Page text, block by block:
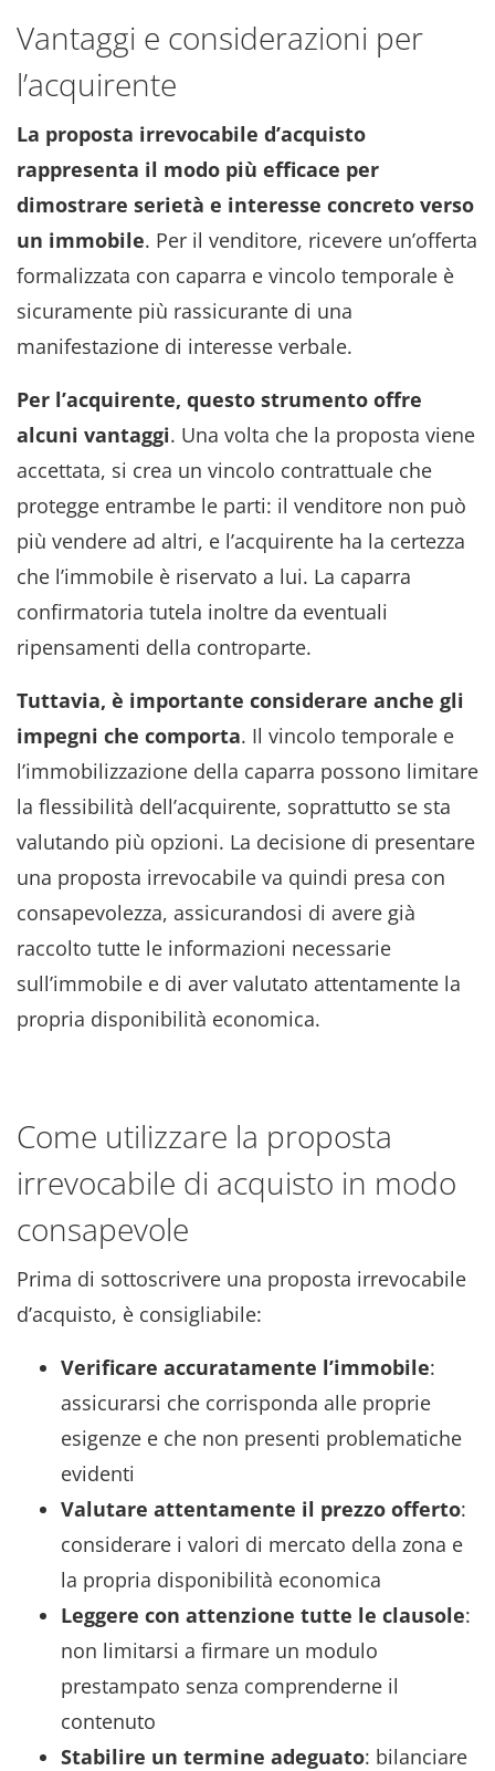
Vantaggi e considerazioni per
l’acquirente
La proposta irrevocabile d’acquisto
rappresenta il modo più efficace per
dimostrare serietà e interesse concreto verso
un immobile. Per il venditore, ricevere un’offerta
formalizzata con caparra e vincolo temporale è
sicuramente più rassicurante di una
manifestazione di interesse verbale.
Per l’acquirente, questo strumento offre
alcuni vantaggi. Una volta che la proposta viene
accettata, si crea un vincolo contrattuale che
protegge entrambe le parti: il venditore non può
più vendere ad altri, e l’acquirente ha la certezza
che l’immobile è riservato a lui. La caparra
confirmatoria tutela inoltre da eventuali
ripensamenti della controparte.
Tuttavia, è importante considerare anche gli
impegni che comporta. Il vincolo temporale e
l’immobilizzazione della caparra possono limitare
la flessibilità dell’acquirente, soprattutto se sta
valutando più opzioni. La decisione di presentare
una proposta irrevocabile va quindi presa con
consapevolezza, assicurandosi di avere già
raccolto tutte le informazioni necessarie
sull’immobile e di aver valutato attentamente la
propria disponibilità economica.
Come utilizzare la proposta
irrevocabile di acquisto in modo
consapevole
Prima di sottoscrivere una proposta irrevocabile
d’acquisto, è consigliabile:
Verificare accuratamente l’immobile:
assicurarsi che corrisponda alle proprie
esigenze e che non presenti problematiche
evidenti
Valutare attentamente il prezzo offerto:
considerare i valori di mercato della zona e
la propria disponibilità economica
Leggere con attenzione tutte le clausole:
non limitarsi a firmare un modulo
prestampato senza comprenderne il
contenuto
Stabilire un termine adeguato: bilanciare